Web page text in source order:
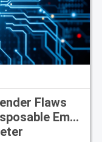
Flaws
Email